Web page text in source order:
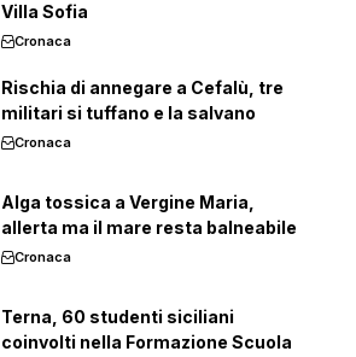
Villa Sofia
Cronaca
Rischia di annegare a Cefalù, tre
militari si tuffano e la salvano
Cronaca
Alga tossica a Vergine Maria,
allerta ma il mare resta balneabile
Cronaca
Terna, 60 studenti siciliani
coinvolti nella Formazione Scuola